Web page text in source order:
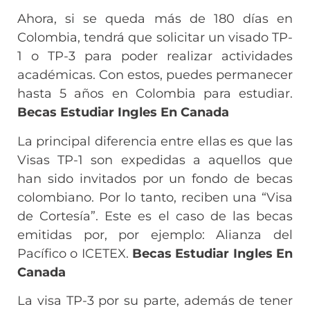
Ahora, si se queda más de 180 días en
Colombia, tendrá que solicitar un visado TP-
1 o TP-3 para poder realizar actividades
académicas. Con estos, puedes permanecer
hasta 5 años en Colombia para estudiar.
Becas Estudiar Ingles En Canada
La principal diferencia entre ellas es que las
Visas TP-1 son expedidas a aquellos que
han sido invitados por un fondo de becas
colombiano. Por lo tanto, reciben una “Visa
de Cortesía”. Este es el caso de las becas
emitidas por, por ejemplo: Alianza del
Pacífico o ICETEX. Becas Estudiar Ingles En
Canada
La visa TP-3 por su parte, además de tener